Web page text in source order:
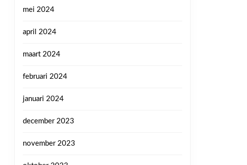
mei 2024
april 2024
maart 2024
februari 2024
januari 2024
december 2023
november 2023